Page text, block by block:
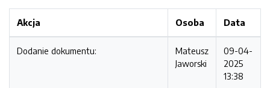
Akcja Osoba Data
Dodanie dokumentu:
Mateusz
Jaworski
09-04-
2025
13:38